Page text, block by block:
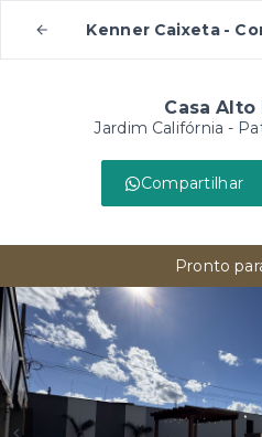
Kenner Caixeta -
Casa Alto
Jardim Califórnia -
Compartilhar
Pronto